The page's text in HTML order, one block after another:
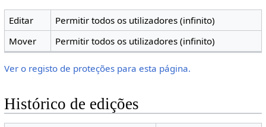
Editar
Permitir todos os utilizadores (infinito)
Mover
Permitir todos os utilizadores (infinito)
Ver o registo de proteções para esta página.
Histórico de edições